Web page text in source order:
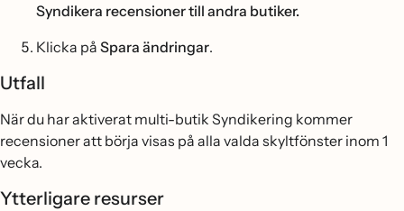
Syndikera recensioner till andra butiker.
Klicka på Spara ändringar.
Utfall
När du har aktiverat multi-butik Syndikering kommer
recensioner att börja visas på alla valda skyltfönster inom 1
vecka.
Ytterligare resurser